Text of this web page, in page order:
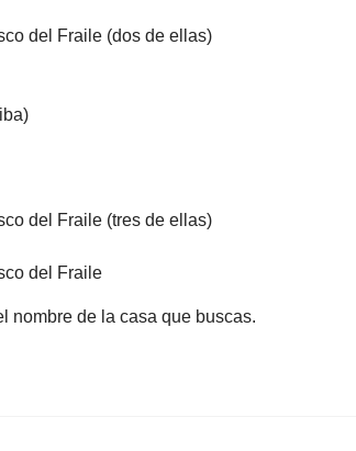
del Fraile (dos de ellas)
del Fraile (tres de ellas)
del Fraile
nombre de la casa que buscas.